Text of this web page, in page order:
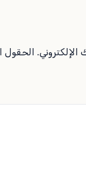
الإلكتروني. الحقول